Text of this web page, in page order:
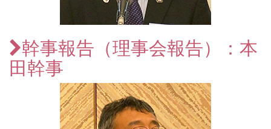
幹事報告（理事会報告）：本
田幹事